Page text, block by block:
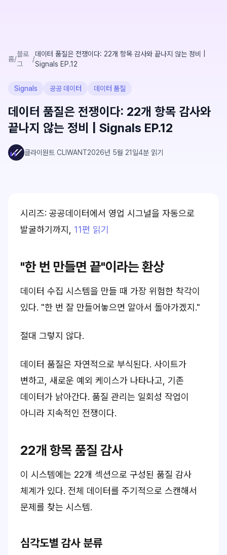
홈/
블로
그
/
데이터 품질은 전쟁이다: 22개 항목 감사와 끝나지 않는 정비 |
Signals EP.12
Signals 공공 데이터 데이터 품질
데이터 품질은 전쟁이다: 22개 항목 감사와
끝나지 않는 정비 | Signals EP.12
클라이원트 CLIWANT2026년 5월 21일4분 읽기
시리즈: 공공데이터에서 영업 시그널을 자동으로
발굴하기까지
11편 읽기
"한 번 만들면 끝"이라는 환상
데이터 수집 시스템을 만들 때 가장 위험한 착각이
있다. "한 번 잘 만들어놓으면 알아서 돌아가겠지."
절대 그렇지 않다.
데이터 품질은 자연적으로 부식된다. 사이트가
변하고, 새로운 예외 케이스가 나타나고, 기존
데이터가 낡아간다. 품질 관리는 일회성 작업이
아니라 지속적인 전쟁이다.
22개 항목 품질 감사
이 시스템에는 22개 섹션으로 구성된 품질 감사
체계가 있다. 전체 데이터를 주기적으로 스캔해서
문제를 찾는 시스템.
심각도별 감사 분류